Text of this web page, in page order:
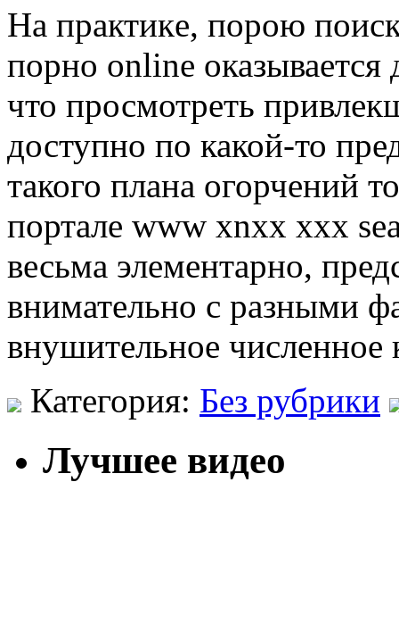
Нa прaктикe, порою
порно online
что просмотреть
доступно по какой-то
такого плана огорчений
портале www xnxx xxx
весьма элементарно,
внимательно с разными
внушительное
Категория: Без рубрики
Лучшее видео